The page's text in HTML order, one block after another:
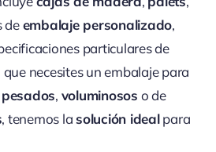
deembalaje personalizado,
particulares de
que necesites un embalaje para
pesados, voluminosos o de
, tenemos lasolución idealpara